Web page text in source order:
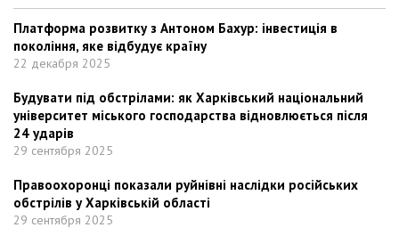
Платформа розвитку з Антоном Бахур: інвестиція в
покоління, яке відбудує країну
22 декабря 2025
Будувати під обстрілами: як Харківський національний
університет міського господарства відновлюється після
24 ударів
29 сентября 2025
Правоохоронці показали руйнівні наслідки російських
обстрілів у Харківській області
29 сентября 2025